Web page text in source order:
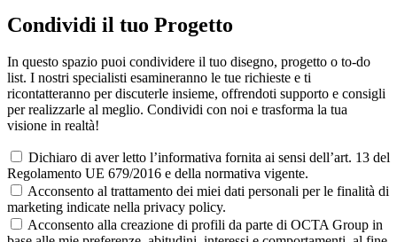
Condividi il tuo Progetto
In questo spazio puoi condividere il tuo disegno, progetto o to-do
list. I nostri specialisti esamineranno le tue richieste e ti
ricontatteranno per discuterle insieme, offrendoti supporto e consigli
per realizzarle al meglio. Condividi con noi e trasforma la tua
visione in realtà!
Dichiaro di aver letto l’informativa fornita ai sensi dell’art. 13 del
Regolamento UE 679/2016 e della normativa vigente.
Acconsento al trattamento dei miei dati personali per le finalità di
marketing indicate nella privacy policy.
Acconsento alla creazione di profili da parte di OCTA Group in